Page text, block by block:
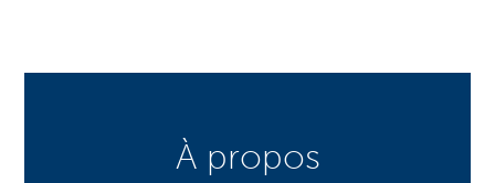
À propos